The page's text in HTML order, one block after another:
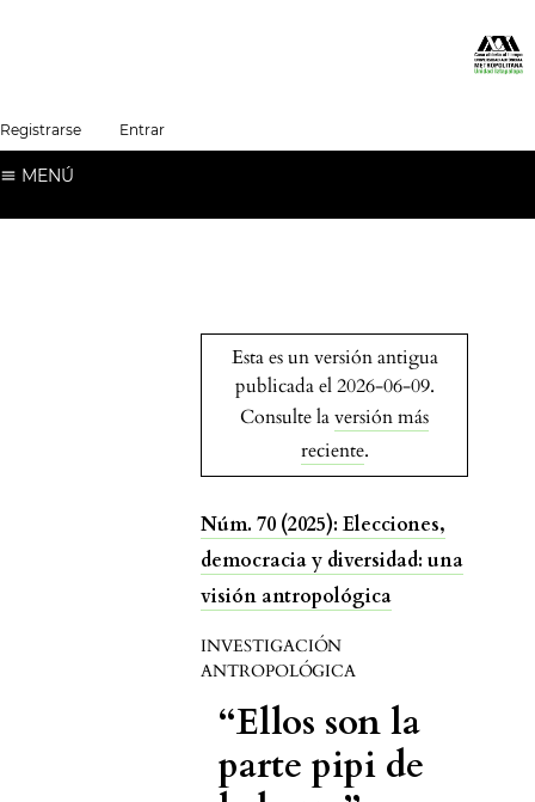
Registrarse Entrar
MENÚ
Esta es un versión antigua
publicada el 2026-06-09.
Consulte laversión más
reciente.
Núm. 70 (2025): Elecciones,
democracia y diversidad: una
visión antropológica
INVESTIGACIÓN
ANTROPOLÓGICA
“Ellos son la
parte pipi de